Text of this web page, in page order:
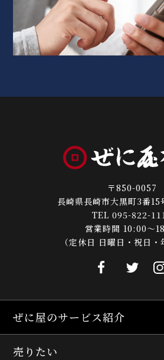
〒850-0057
長崎県長崎市大黒町3番15
TEL 095-822-
営業時間 10:00～
（定休日 日曜日・祝日・
ぜに屋のサービス紹介
売りたい